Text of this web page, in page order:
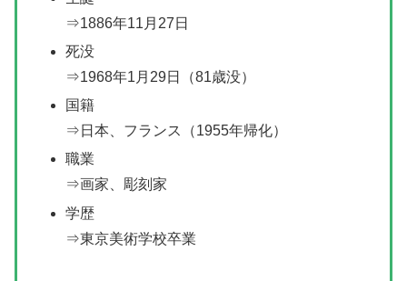
⇒1886年11月27日
死没
⇒1968年1月29日（81歳没）
国籍
⇒日本、フランス（1955年帰化）
職業
⇒画家、彫刻家
学歴
⇒東京美術学校卒業